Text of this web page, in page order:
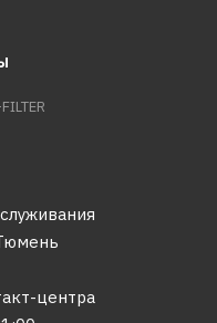
центра